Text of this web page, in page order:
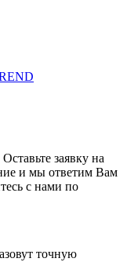
заявку на
и мы ответим Вам
с нами по
точную